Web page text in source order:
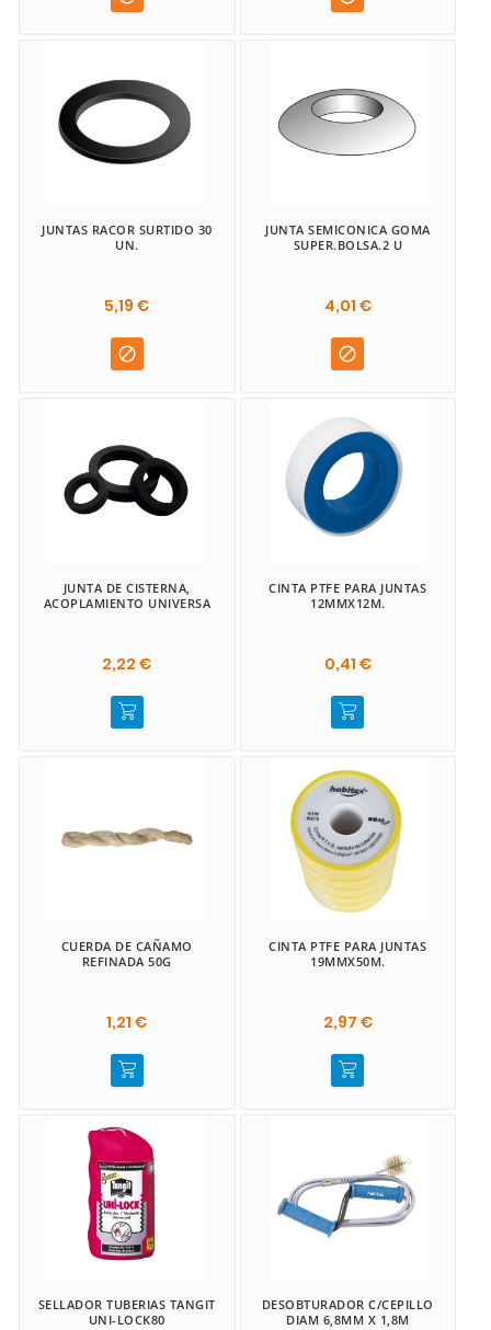
JUNTAS RACOR SURTIDO 30
UN.
5,19 €

JUNTA SEMICONICA GOMA
SUPER.BOLSA.2 U
4,01 €

JUNTA DE CISTERNA,
ACOPLAMIENTO UNIVERSA
2,22 €
CINTA PTFE PARA JUNTAS
12MMX12M.
0,41 €
CUERDA DE CAÑAMO
REFINADA 50G
1,21 €
CINTA PTFE PARA JUNTAS
19MMX50M.
2,97 €
SELLADOR TUBERIAS TANGIT
UNI-LOCK80
DESOBTURADOR C/CEPILLO
DIAM 6,8MM X 1,8M